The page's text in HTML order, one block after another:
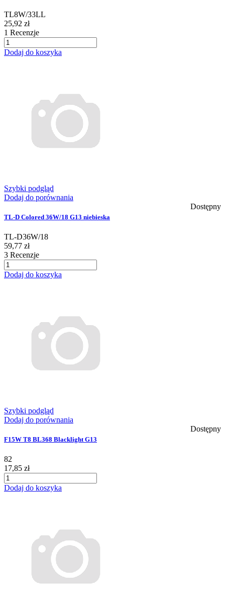
TL8W/33LL
25,92 zł
1 Recenzje
Dodaj do koszyka
Szybki podgląd
Dodaj do porównania
Dostępny
TL-D Colored 36W/18 G13 niebieska
TL-D36W/18
59,77 zł
3 Recenzje
Dodaj do koszyka
Szybki podgląd
Dodaj do porównania
Dostępny
F15W T8 BL368 Blacklight G13
82
17,85 zł
Dodaj do koszyka